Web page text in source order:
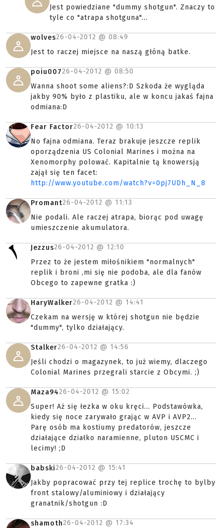
Jest powiedziane "dummy shotgun". Znaczy to
tyle co "atrapa shotguna"...
wolves26-04-2012 @ 08:49
Jest to raczej miejsce na naszą głóną batke.
poiu00726-04-2012 @ 08:50
Wanna shoot some aliens?:D Szkoda że wygląda
jakby 90% było z plastiku, ale w koncu jakaś fajna
odmiana:D
Fear Factor26-04-2012 @ 10:13
No fajna odmiana. Teraz brakuje jeszcze replik
oporządzenia US Colonial Marines i można na
Xenomorphy polować. Kapitalnie tą knowersją
zajął się ten facet:
http://www.youtube.com/watch?v=0pj7UDh_N_8
Promant26-04-2012 @ 11:13
Nie podali. Ale raczej atrapa, biorąc pod uwagę
umieszczenie akumulatora.
Jezzus26-04-2012 @ 12:10
Przez to że jestem miłośnikiem "normalnych"
replik i broni ,mi się nie podoba, ale dla fanów
Obcego to zapewne gratka :)
HaryWalker26-04-2012 @ 14:41
Czekam na wersję w której shotgun nie będzie
"dummy", tylko działający.
Stalker26-04-2012 @ 14:56
Jeśli chodzi o magazynek, to już wiemy, dlaczego
Colonial Marines przegrali starcie z Obcymi. ;)
Maza9426-04-2012 @ 15:02
Super! Aż się łezka w oku kręci... Podstawówka,
kiedy się noce zarywało grając w AVP i AVP2...
Parę osób ma kostiumy predatorów, jeszcze
działające działko naramienne, pluton USCMC i
lecimy! ;D
babski26-04-2012 @ 15:41
Jakby popracować przy tej replice trochę to bylby
front stalowy/aluminiowy i działający
granatnik/shotgun :D
shamoth26-04-2012 @ 17:34